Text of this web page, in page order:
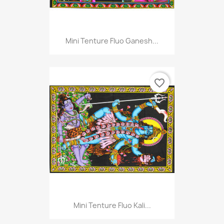
Mini Tenture Fluo Ganesh...
Mini Tenture Fluo Kali...
favorite_border